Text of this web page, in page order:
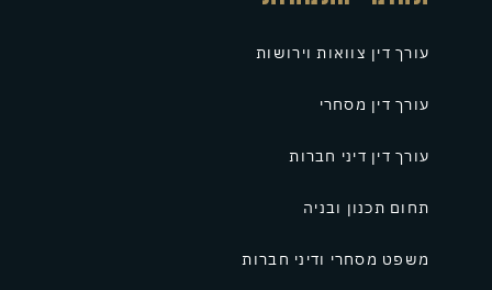
עורך דין צוואות וירושות
עורך דין מסחרי
עורך דין דיני חברות
תחום תכנון ובניה
משפט מסחרי ודיני חברות